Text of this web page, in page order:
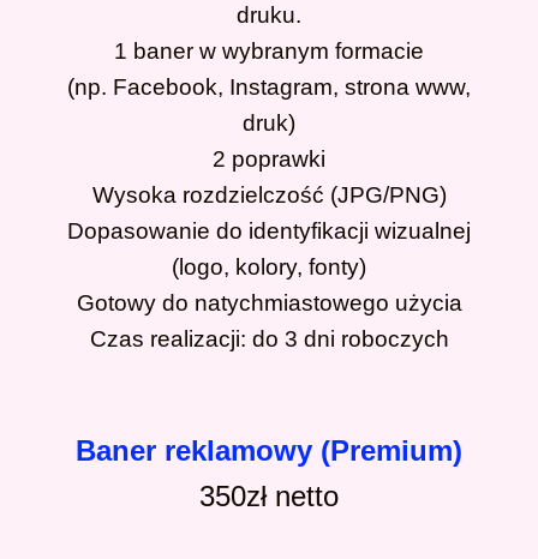
druku.
1 baner w wybranym formacie
(np. Facebook, Instagram, strona www,
druk)
2 poprawki
Wysoka rozdzielczość (JPG/PNG)
Dopasowanie do identyfikacji wizualnej
(logo, kolory, fonty)
Gotowy do natychmiastowego użycia
Czas realizacji: do 3 dni roboczych
Baner reklamowy (Premium)
350zł netto